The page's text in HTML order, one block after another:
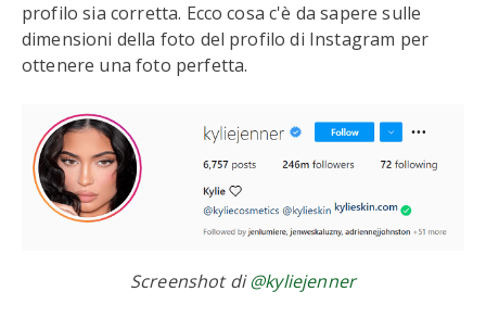
profilo sia corretta. Ecco cosa c'è da sapere sulle
dimensioni della foto del profilo di Instagram per
ottenere una foto perfetta.
Screenshot di@kyliejenner